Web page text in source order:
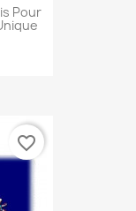
Pour
favorite_border